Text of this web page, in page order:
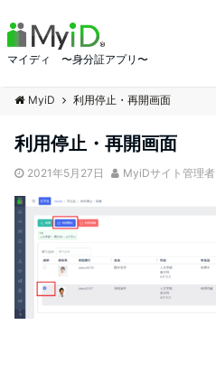
マイディ 〜身分証アプリ〜
MyiD 利用停止・再開画面
利用停止・再開画面
2021年5月27日 MyiDサイト管理者